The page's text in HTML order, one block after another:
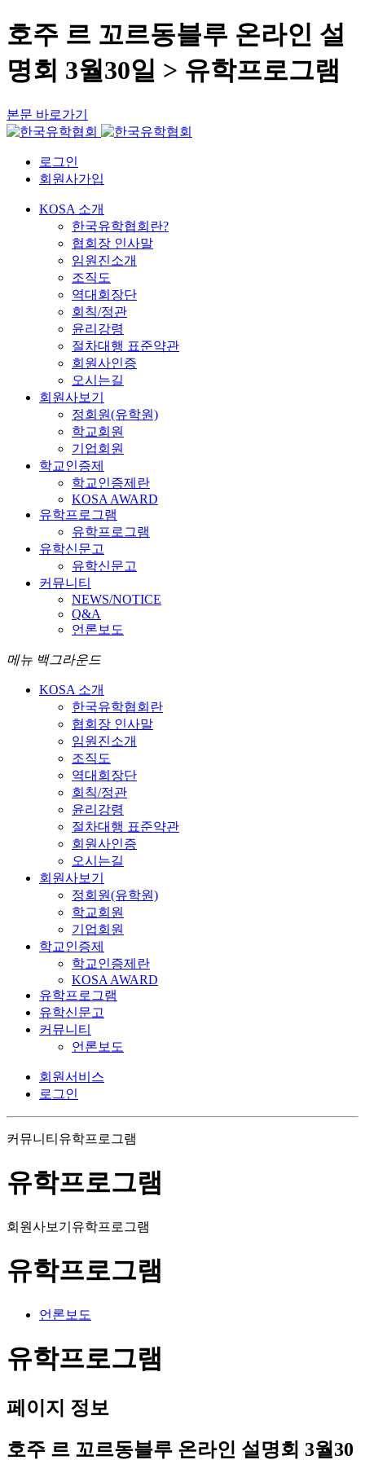
호주 르 꼬르동블루 온라인 설
명회 3월30일 > 유학프로그램
본문 바로가기
로그인
회원사가입
KOSA 소개
한국유학협회란?
협회장 인사말
임원진소개
조직도
역대회장단
회칙/정관
윤리강령
절차대행 표준약관
회원사인증
오시는길
회원사보기
정회원(유학원)
학교회원
기업회원
학교인증제
학교인증제란
KOSA AWARD
유학프로그램
유학프로그램
유학신문고
유학신문고
커뮤니티
NEWS/NOTICE
Q&A
언론보도
메뉴 백그라운드
KOSA 소개
한국유학협회란
협회장 인사말
임원진소개
조직도
역대회장단
회칙/정관
윤리강령
절차대행 표준약관
회원사인증
오시는길
회원사보기
정회원(유학원)
학교회원
기업회원
학교인증제
학교인증제란
KOSA AWARD
유학프로그램
유학신문고
커뮤니티
언론보도
회원서비스
로그인
커뮤니티 유학프로그램
유학프로그램
회원사보기 유학프로그램
유학프로그램
언론보도
유학프로그램
페이지 정보
호주 르 꼬르동블루 온라인 설명회 3월30